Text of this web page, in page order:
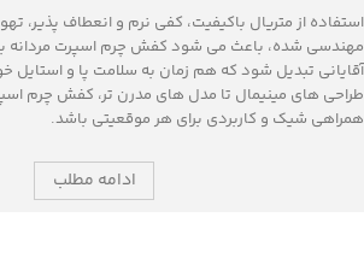
استفاده از متریال باکیفیت، کفی نرم و انعطاف ‌پذیر،
مهندسی‌ شده، باعث می ‌شود کفش چرم اسپرت مردانه به
آقایانی تبدیل شود که هم ‌زمان به سلامت پا و استایل
طراحی‌ های مینیمال تا مدل‌ های مدرن ‌تر، کفش چرم
همراهی شیک و کاربردی برای هر موقعیتی باشد.
ادامه مطلب